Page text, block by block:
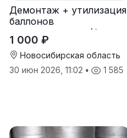
Демонтаж + утилизация
баллонов
пожаротушения (фреон,
хладон) с истекшим
сроком
1 000 ₽
Новосибирская область
30 июн 2026, 11:02 • 1 585